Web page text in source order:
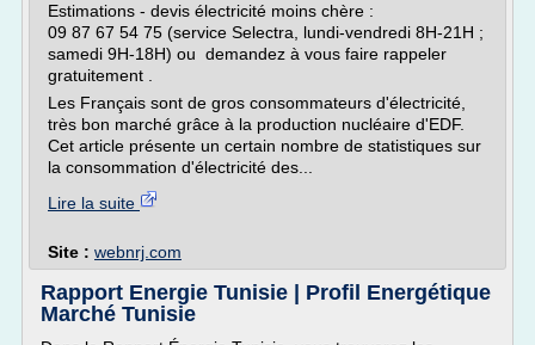
Estimations - devis électricité moins chère :
09 87 67 54 75 (service Selectra, lundi-vendredi 8H-21H ;
samedi 9H-18H) ou demandez à vous faire rappeler
gratuitement .
Les Français sont de gros consommateurs d'électricité,
très bon marché grâce à la production nucléaire d'EDF.
Cet article présente un certain nombre de statistiques sur
la consommation d'électricité des...
Lire la suite
Site : webnrj.com
Rapport Energie Tunisie | Profil Energétique
Marché Tunisie